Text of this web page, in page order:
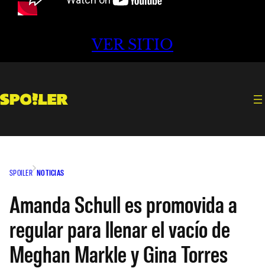
VER SITIO
SPOILER NOTICIAS
Amanda Schull es promovida a
regular para llenar el vacío de
Meghan Markle y Gina Torres